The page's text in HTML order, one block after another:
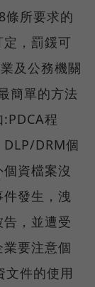
條所要求的
定，罰鍰可
及公務機關
簡單的方法
程
DRM個
資檔案沒
發生，洩
，並遭受
要注意個
文件的使用